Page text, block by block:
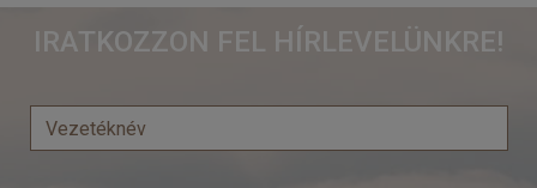
Város:Naama Bay
IRATKOZZON FEL HÍRLEVELÜNKRE!